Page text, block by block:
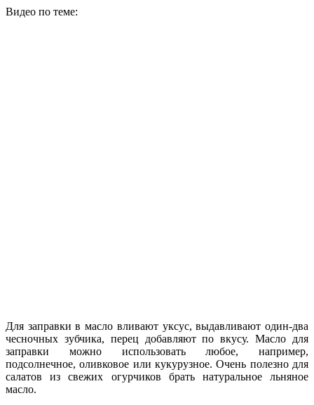
Видео по теме:
Для заправки в масло вливают уксус, выдавливают один-два
чесночных зубчика, перец добавляют по вкусу. Масло для
заправки можно использовать любое, например,
подсолнечное, оливковое или кукурузное. Очень полезно для
салатов из свежих огурчиков брать натуральное льняное
масло.